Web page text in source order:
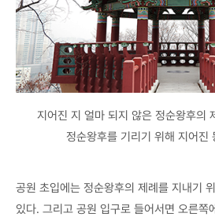
지어진 지 얼마 되지 않은 정순왕후의
정순왕후를 기리기 위해 지어진
공원 초입에는 정순왕후의 제례를 지내기
있다. 그리고 공원 입구로 들어서면 오른쪽